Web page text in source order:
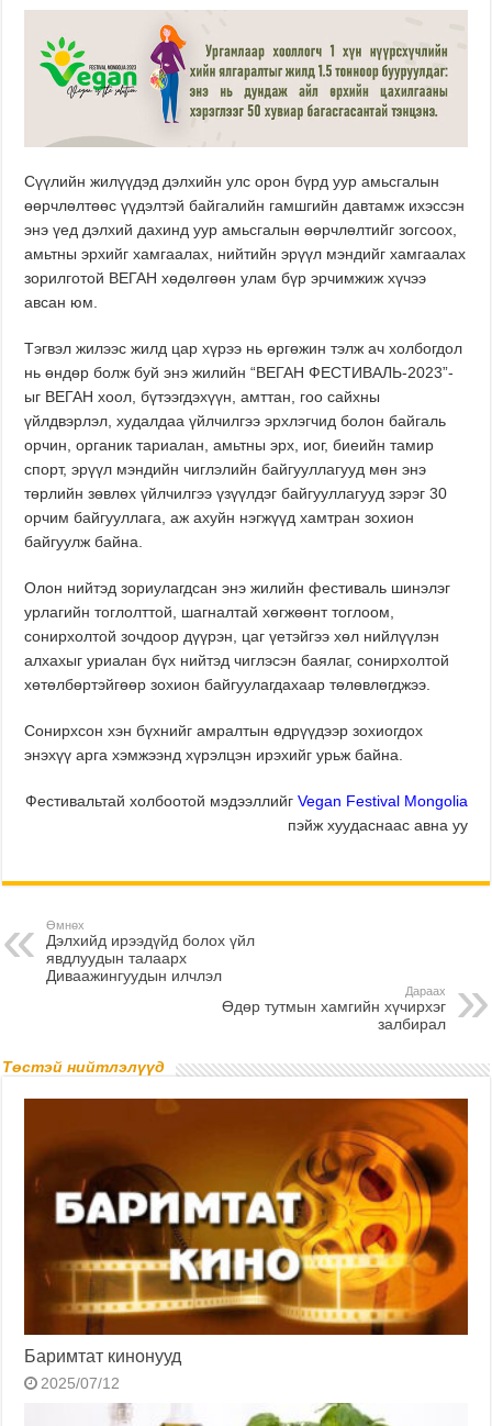
Сүүлийн жилүүдэд дэлхийн улс орон бүрд уур амьсгалын
өөрчлөлтөөс үүдэлтэй байгалийн гамшгийн давтамж ихэссэн
энэ үед дэлхий дахинд уур амьсгалын өөрчлөлтийг зогсоох,
амьтны эрхийг хамгаалах, нийтийн эрүүл мэндийг хамгаалах
зорилготой ВЕГАН хөдөлгөөн улам бүр эрчимжиж хүчээ
авсан юм.
Тэгвэл жилээс жилд цар хүрээ нь өргөжин тэлж ач холбогдол
нь өндөр болж буй энэ жилийн “ВЕГАН ФЕСТИВАЛЬ-2023”-
ыг ВЕГАН хоол, бүтээгдэхүүн, амттан, гоо сайхны
үйлдвэрлэл, худалдаа үйлчилгээ эрхлэгчид болон байгаль
орчин, органик тариалан, амьтны эрх, иог, биеийн тамир
спорт, эрүүл мэндийн чиглэлийн байгууллагууд мөн энэ
төрлийн зөвлөх үйлчилгээ үзүүлдэг байгууллагууд зэрэг 30
орчим байгууллага, аж ахуйн нэгжүүд хамтран зохион
байгуулж байна.
Олон нийтэд зориулагдсан энэ жилийн фестиваль шинэлэг
урлагийн тоглолттой, шагналтай хөгжөөнт тоглоом,
сонирхолтой зочдоор дүүрэн, цаг үетэйгээ хөл нийлүүлэн
алхахыг уриалан бүх нийтэд чиглэсэн баялаг, сонирхолтой
хөтөлбөртэйгөөр зохион байгуулагдахаар төлөвлөгджээ.
Сонирхсон хэн бүхнийг амралтын өдрүүдээр зохиогдох
энэхүү арга хэмжээнд хүрэлцэн ирэхийг урьж байна.
Фестивальтай холбоотой мэдээллийг Vegan Festival Mongolia
пэйж хуудаснаас авна уу
Өмнөх
Дэлхийд ирээдүйд болох үйл
явдлуудын талаарх
Диваажингуудын илчлэл
Дараах
Өдөр тутмын хамгийн хүчирхэг
залбирал
Төстэй нийтлэлүүд
Баримтат кинонууд
2025/07/12